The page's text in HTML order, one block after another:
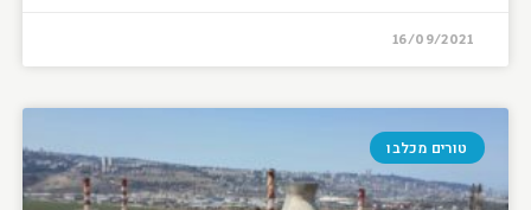
16/09/2021
טורים מכלבו